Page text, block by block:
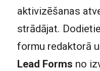
aktivizēšanas
strādājat.
formu redaktorā
Lead Forms no